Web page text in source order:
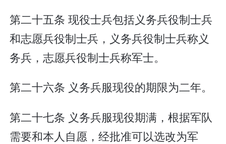
第二十五条 现役士兵包括义务兵役制士兵
和志愿兵役制士兵，义务兵役制士兵称义
务兵，志愿兵役制士兵称军士。
第二十六条 义务兵服现役的期限为二年。
第二十七条 义务兵服现役期满，根据军队
需要和本人自愿，经批准可以选改为军